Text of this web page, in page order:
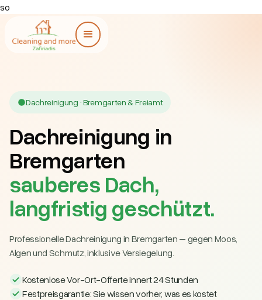
so
Dachreinigung · Bremgarten & Freiamt
Dachreinigung in
Bremgarten
sauberes Dach,
langfristig geschützt.
Professionelle Dachreinigung in Bremgarten – gegen Moos,
Algen und Schmutz, inklusive Versiegelung.
Kostenlose Vor-Ort-Offerte innert 24 Stunden
Festpreisgarantie: Sie wissen vorher, was es kostet